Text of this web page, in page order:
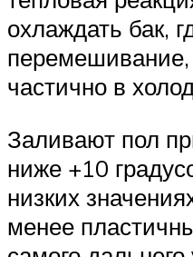
охлаждать бак,
перемешивание,
частично в
Заливают пол
ниже +10
низких
менее